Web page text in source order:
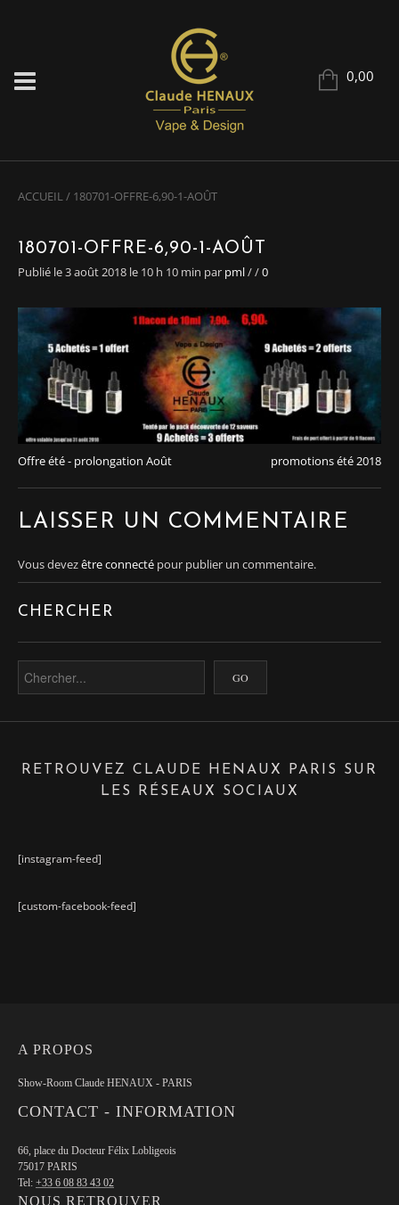
0,00
ACCUEIL/ 180701-OFFRE-6,90-1-AOÛT
180701-OFFRE-6,90-1-AOÛT
Publié le 3 août 2018 le 10 h 10 min par pml//0
Offre été - prolongation Août promotions été 2018
LAISSER UN COMMENTAIRE
Vous devezêtre connecté pour publier un commentaire.
CHERCHER
RETROUVEZ CLAUDE HENAUX PARIS SUR
LES RÉSEAUX SOCIAUX
[instagram-feed]
[custom-facebook-feed]
A PROPOS
Show-Room Claude HENAUX - PARIS
CONTACT - INFORMATION
66, place du Docteur Félix Lobligeois
75017 PARIS
Tel: +33 6 08 83 43 02
NOUS RETROUVER